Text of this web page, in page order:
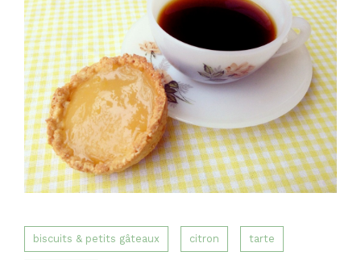
biscuits & petits gâteaux citron tarte